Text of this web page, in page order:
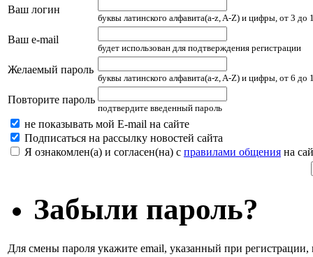
Ваш логин
буквы латинского алфавита(a-z, A-Z) и цифры, от 3 до
Ваш e-mail
будет использован для подтверждения регистрации
Желаемый пароль
буквы латинского алфавита(a-z, A-Z) и цифры, от 6 до
Повторите пароль
подтвердите введенный пароль
не показывать мой E-mail на сайте
Подписаться на рассылку новостей сайта
Я ознакомлен(а) и согласен(на) с правилами общения на
Забыли пароль?
Для смены пароля укажите email, указанный при